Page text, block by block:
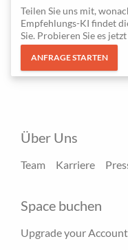
Teilen Sie uns mit,
Empfehlungs-KI findet
Sie. Probieren Sie es
ANFRAGE STARTEN
Über Uns
Team Karriere
Space buchen
Upgrade your Account